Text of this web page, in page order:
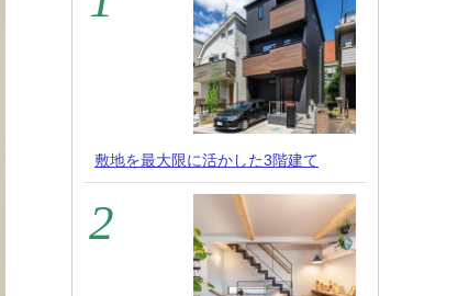
敷地を最大限に活かした3階建て